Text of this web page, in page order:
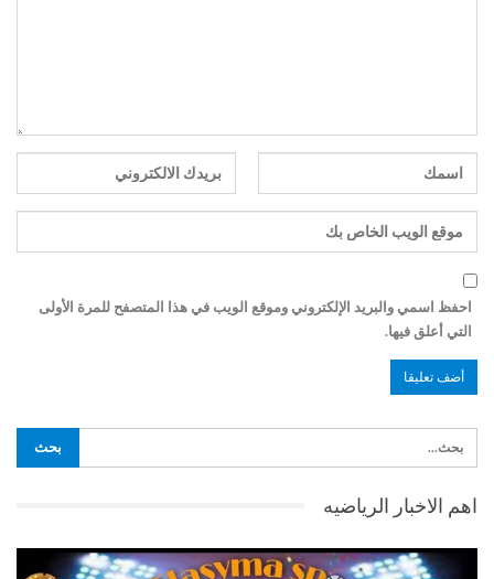
احفظ اسمي والبريد الإلكتروني وموقع الويب في هذا المتصفح للمرة الأولى
التي أعلق فيها.
اهم الاخبار الرياضيه